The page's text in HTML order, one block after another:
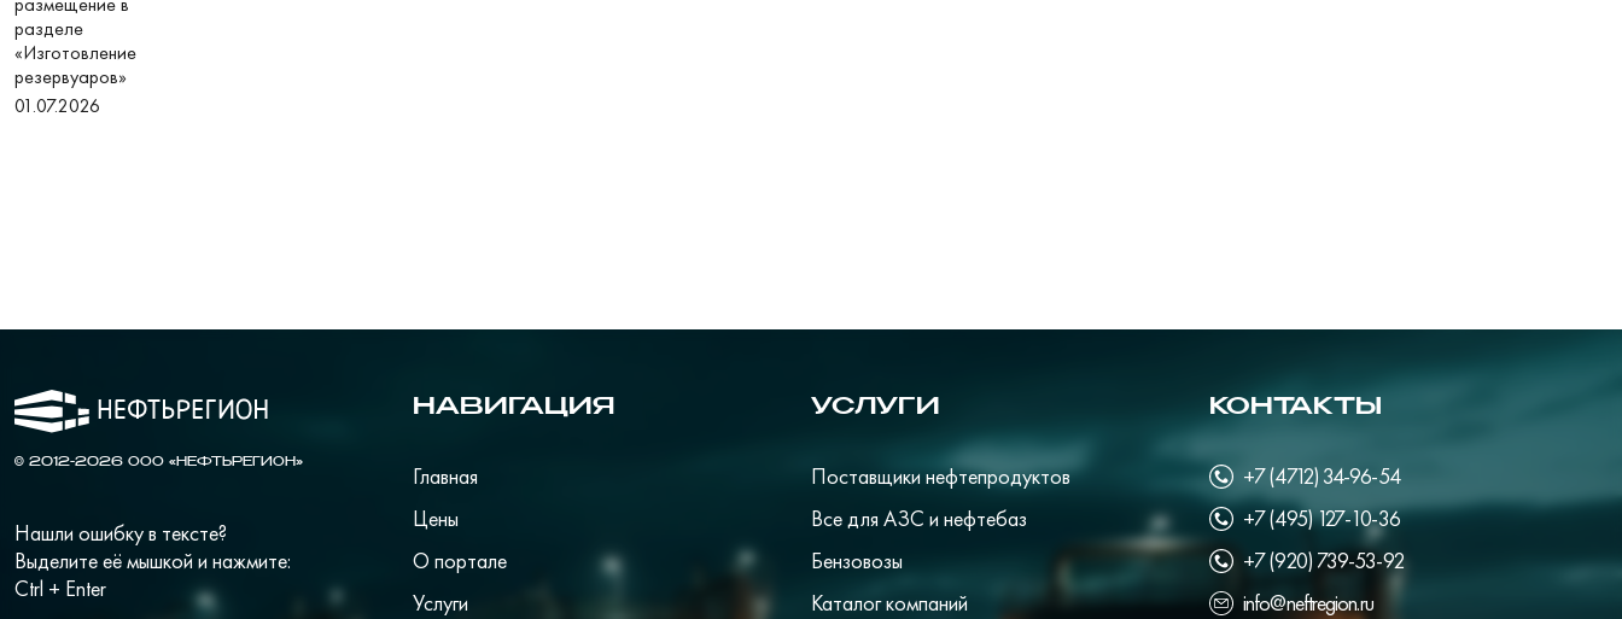
разделе
«Изготовление
резервуаров»
01.07.2026
© 2012-2026 ООО «НЕФТЬРЕГИОН»
Нашли ошибку в тексте?
Выделите её мышкой и нажмите:
Ctrl + Enter
НАВИГАЦИЯ
Главная
Цены
О портале
Услуги
УСЛУГИ
Поставщики нефтепродуктов
Все для АЗС и нефтебаз
Бензовозы
Каталог компаний
КОНТАКТЫ
+7 (4712) 34-96-54
+7 (495) 127-10-36
+7 (920) 739-53-92
info@neftregion.ru